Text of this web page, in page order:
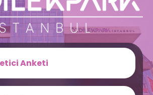
Anketi